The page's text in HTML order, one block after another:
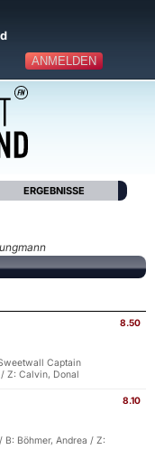
ANMELDEN
ERGEBNISSE
8.50
Captain
Z: Calvin, Donal
8.10
Böhmer, Andrea / Z: